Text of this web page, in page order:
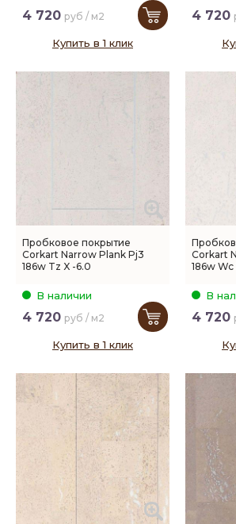
4 720 руб / м2
Купить в 1 клик
4 720
Пробковое покрытие
Corkart Narrow Plank Pj3
186w Tz X -6.0
В наличии
4 720 руб / м2
Купить в 1 клик
Corkart
186w Wc
В
4 720